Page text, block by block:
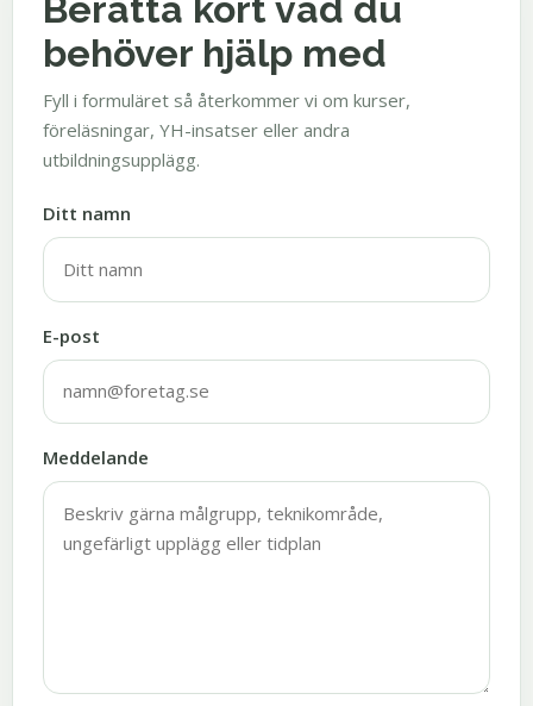
Berätta kort vad du
behöver hjälp med
Fyll i formuläret så återkommer vi om kurser,
föreläsningar, YH-insatser eller andra
utbildningsupplägg.
Ditt namn
E-post
Meddelande